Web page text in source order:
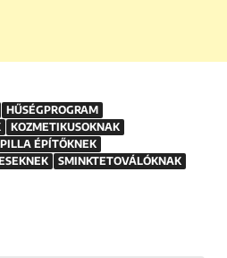
HŰSÉGPROGRAM
KOZMETIKUSOKNAK
ÉPÍTŐKNEK
SMINKTETOVÁLÓKNAK